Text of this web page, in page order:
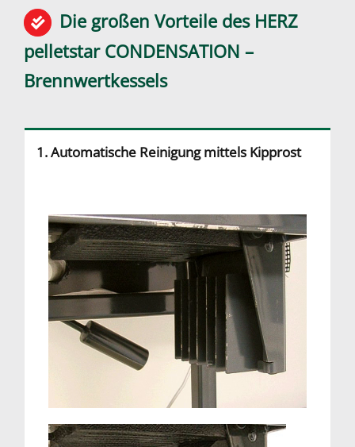
Die großen Vorteile des HERZ
pelletstar CONDENSATION –
Brennwertkessels
1. Automatische Reinigung mittels Kipprost